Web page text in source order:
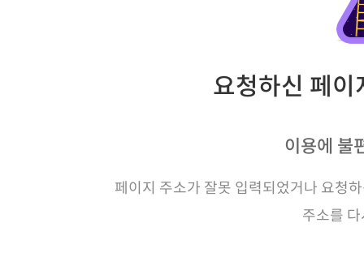
요청하신 페
이용에 불
페이지 주소가 잘못 입력되었거나 요청
주소를